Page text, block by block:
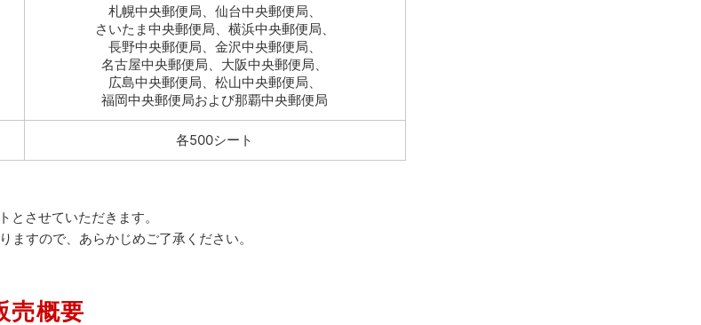
札幌中央郵便局、仙台中央郵便局、
さいたま中央郵便局、横浜中央郵便局、
長野中央郵便局、金沢中央郵便局、
名古屋中央郵便局、大阪中央郵便局、
広島中央郵便局、松山中央郵便局、
福岡中央郵便局および那覇中央郵便局
各500シート
とさせていただきます。
すので、あらかじめご了承ください。
売概要